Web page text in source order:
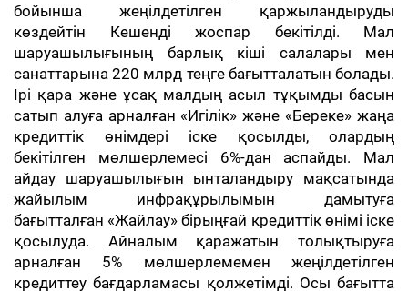
бойынша жеңілдетілген қаржыландыруды
көздейтін Кешенді жоспар бекітілді. Мал
шаруашылығының барлық кіші салалары мен
санаттарына 220 млрд теңге бағытталатын болады.
Ірі қара және ұсақ малдың асыл тұқымды басын
сатып алуға арналған «Игілік» және «Береке» жаңа
кредиттік өнімдері іске қосылды, олардың
бекітілген мөлшерлемесі 6%-дан аспайды. Мал
айдау шаруашылығын ынталандыру мақсатында
жайылым инфрақұрылымын дамытуға
бағытталған «Жайлау» бірыңғай кредиттік өнімі іске
қосылуда. Айналым қаражатын толықтыруға
арналған 5% мөлшерлемемен жеңілдетілген
кредиттеу бағдарламасы қолжетімді. Осы бағытта